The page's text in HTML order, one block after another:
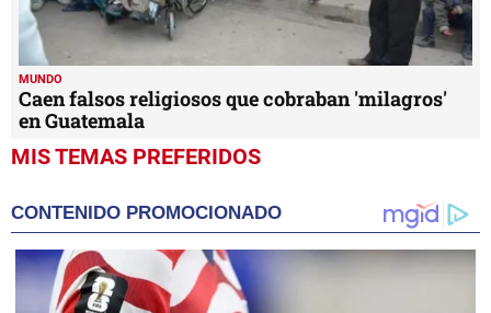
MUNDO
Caen falsos religiosos que cobraban 'milagros'
en Guatemala
MIS TEMAS PREFERIDOS
CONTENIDO PROMOCIONADO